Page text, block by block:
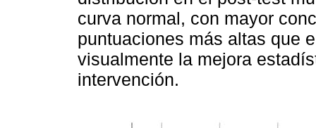
curva normal, con mayor
puntuaciones más altas que
visualmente la mejora
intervención.